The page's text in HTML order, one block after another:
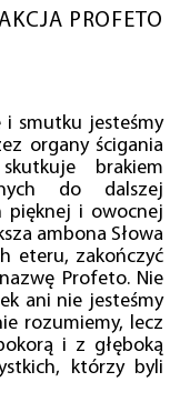
PROFETO
i smutku jesteśmy
organy ścigania
brakiem
do dalszej
pięknej i owocnej
ambona Słowa
eteru, zakończyć
Profeto. Nie
ani nie jesteśmy
rozumiemy, lecz
i z głęboką
którzy byli